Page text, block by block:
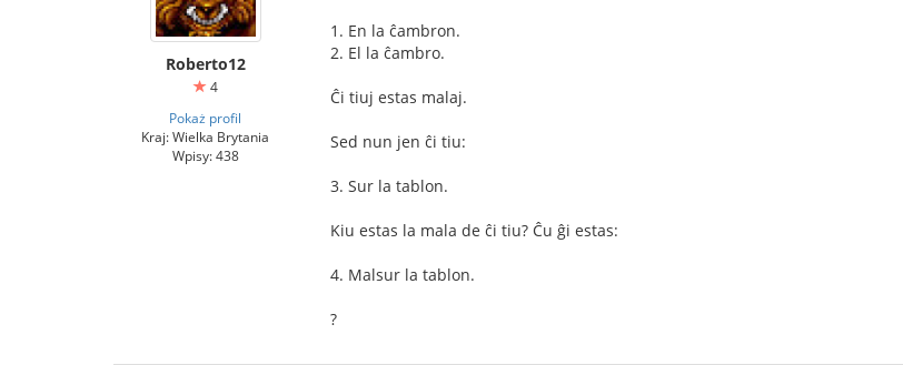
Roberto12
4
Pokaż profil
Kraj: Wielka Brytania
Wpisy: 438
1. En la ĉambron.
2. El la ĉambro.
Ĉi tiuj estas malaj.
Sed nun jen ĉi tiu:
3. Sur la tablon.
Kiu estas la mala de ĉi tiu? Ĉu ĝi estas:
4. Malsur la tablon.
?